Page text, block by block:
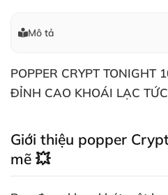
Mô tả
POPPER CRYPT TONIGHT
ĐỈNH CAO KHOÁI LẠC
Giới thiệu popper
mẽ 💥